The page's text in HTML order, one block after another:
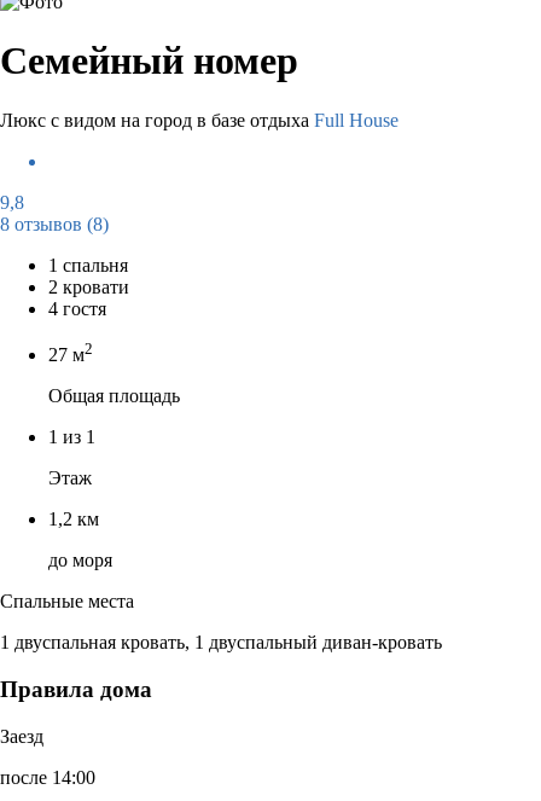
Семейный номер
Люкс с видом на город в базе отдыха Full House
9,8
8 отзывов (8)
1 спальня
2 кровати
4 гостя
27 м2
Общая площадь
1 из 1
Этаж
1,2 км
до моря
Спальные места
1 двуспальная кровать, 1 двуспальный диван-кровать
Правила дома
Заезд
после 14:00